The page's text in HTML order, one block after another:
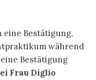
Bestätigung,
während
eine Bestätigung
Frau Diglio